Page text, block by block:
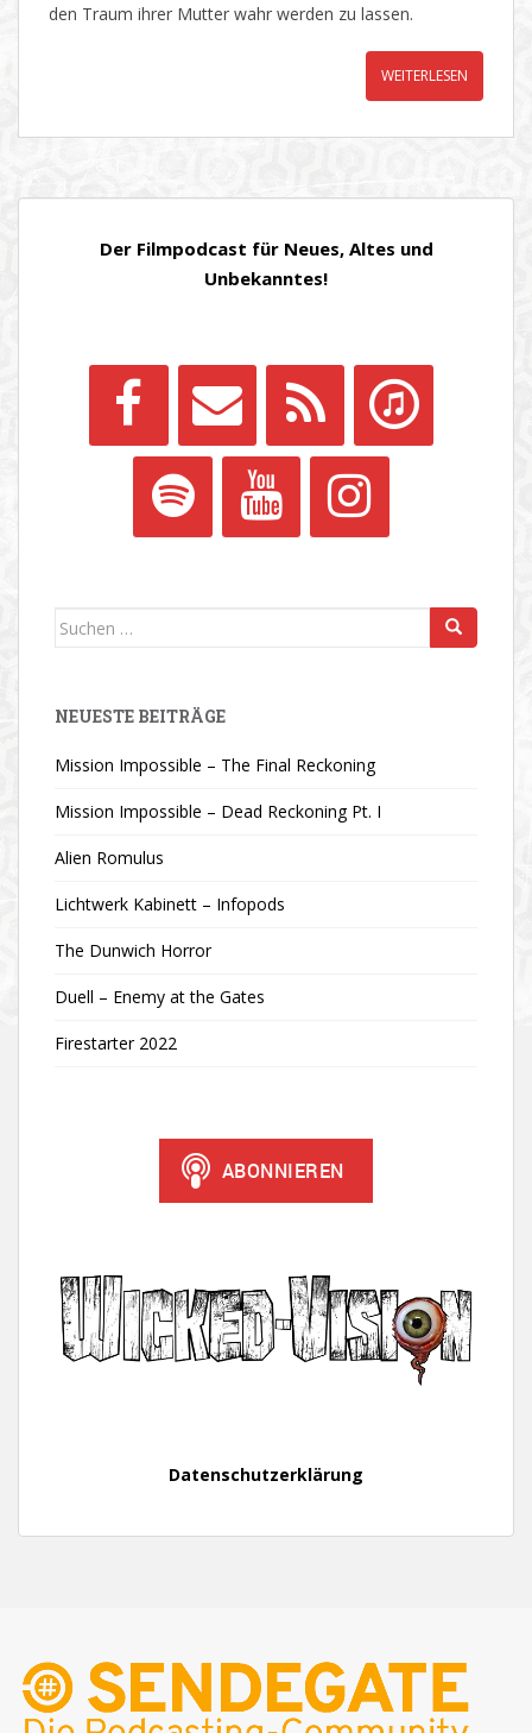
den Traum ihrer Mutter wahr werden zu lassen.
WEITERLESEN
Der Filmpodcast für Neues, Altes und
Unbekanntes!
Suchen
NEUESTE BEITRÄGE
Mission Impossible – The Final Reckoning
Mission Impossible – Dead Reckoning Pt. I
Alien Romulus
Lichtwerk Kabinett – Infopods
The Dunwich Horror
Duell – Enemy at the Gates
Firestarter 2022
Datenschutzerklärung